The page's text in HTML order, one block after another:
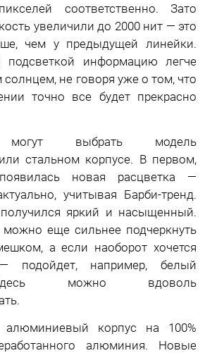
соответственно. Зато
увеличили до 2000 нит — это
чем у предыдущей линейки.
информацию легче
солнцем, не говоря уже о том, что
точно все будет прекрасно
могут выбрать модель
стальном корпусе. В первом,
новая расцветка —
учитывая Барби-тренд.
яркий и насыщенный.
еще сильнее подчеркнуть
а если наоборот хочется
подойдет, например, белый
можно вдоволь
корпус на 100%
алюминия. Новые